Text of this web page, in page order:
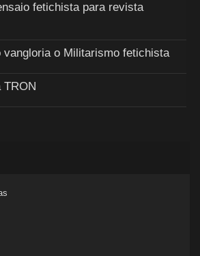
fetichista para revista
vangloria o Militarismo fetichista
TRON